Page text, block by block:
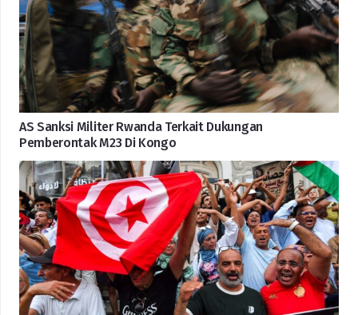
AS Sanksi Militer Rwanda Terkait Dukungan
Pemberontak M23 Di Kongo